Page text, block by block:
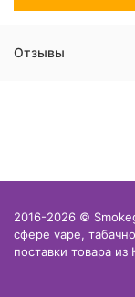
Отзывы
2016-2026 ©
сфере vape,
поставки товара из